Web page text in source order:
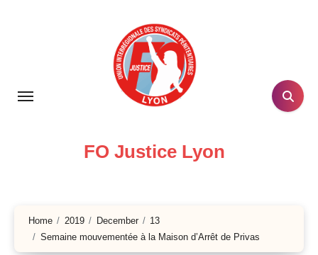
FO Justice Lyon
Home 2019 December
13
Semaine mouvementée à la Maison d’Arrêt de Privas